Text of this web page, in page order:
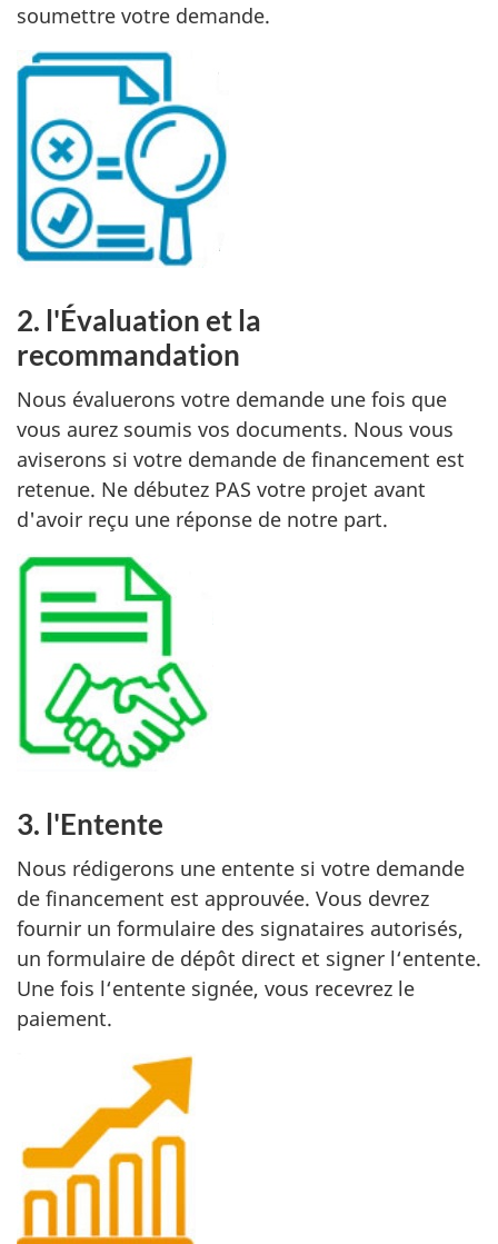
soumettre votre demande.
2. l'Évaluation et la
recommandation
Nous évaluerons votre demande une fois que
vous aurez soumis vos documents. Nous vous
aviserons si votre demande de financement est
retenue. Ne débutez PAS votre projet avant
d'avoir reçu une réponse de notre part.
3. l'Entente
Nous rédigerons une entente si votre demande
de financement est approuvée. Vous devrez
fournir un formulaire des signataires autorisés,
un formulaire de dépôt direct et signer l‘entente.
Une fois l‘entente signée, vous recevrez le
paiement.